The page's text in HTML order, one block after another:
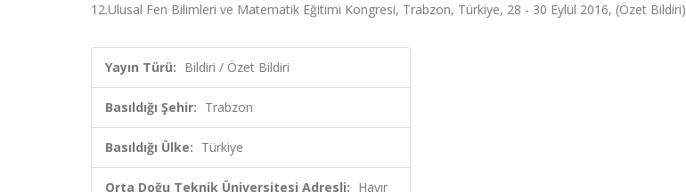
12.Ulusal Fen Bilimleri ve Matematik Eğitimi Kongresi, Trabzon, Türkiye, 28 - 30 Eylül 2016, (Özet Bildiri)
Yayın Türü: Bildiri / Özet Bildiri
Basıldığı Şehir: Trabzon
Basıldığı Ülke: Türkiye
Orta Doğu Teknik Üniversitesi Adresli: Hayır